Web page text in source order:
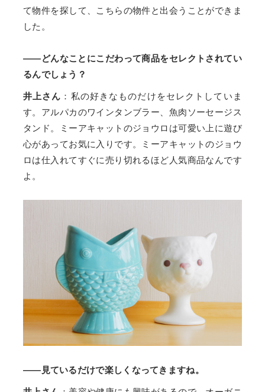
て物件を探して、こちらの物件と出会うことができま
した。
——どんなことにこだわって商品をセレクトされてい
るんでしょう？
井上さん ：私の好きなものだけをセレクトしていま
す。アルパカのワインタンブラー、魚肉ソーセージス
タンド。ミーアキャットのジョウロは可愛い上に遊び
心があってお気に入りです。ミーアキャットのジョウ
ロは仕入れてすぐに売り切れるほど人気商品なんです
よ。
——見ているだけで楽しくなってきますね。